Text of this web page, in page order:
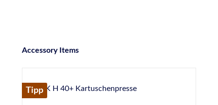
Produktgalerie überspringen
Accessory Items
Tipp